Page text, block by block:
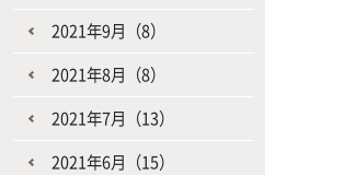
2021年9月（8）
2021年8月（8）
2021年7月（13）
2021年6月（15）